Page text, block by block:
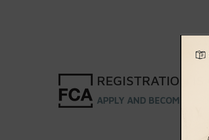
REGISTRATION
APPLY AND BECOME